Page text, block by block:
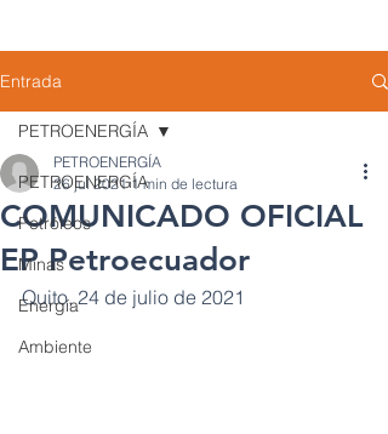
Entrada
PETROENERGÍA
Petróleos
Minas
Energía
Ambiente
PETROENERGÍA
COMUNICADO OFICIAL
EP Petroecuador
PETROENERGÍA
26 jul 2021 1 min de lectura
Quito, 24 de julio de 2021